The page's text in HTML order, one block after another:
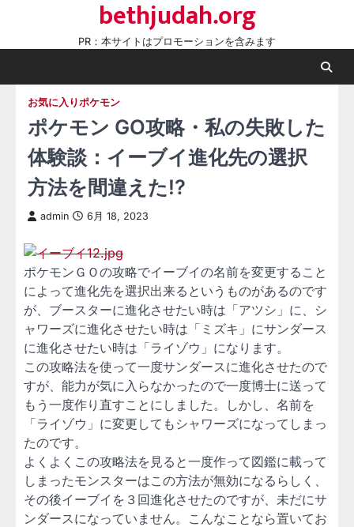
content
bethjudah.org
PR：本サイトはプロモーションを含みます
お気に入りポケモン
ポケモン GO攻略・私の失敗した
体験談：イーブイ進化先の選択
方法を間違えた!?
admin 6月 18, 2023
ポケモンＧＯの攻略でイーブイの名前を変更すること
によって進化先を選択出来るというものがあるのです
が、ブースターに進化させたい時は「アツシ」に、シ
ャワーズに進化させたい時は「ミズキ」にサンダース
に進化させたい時は「ライゾウ」になります。
この攻略法を使って一度サンダースに進化させたので
すが、能力が気に入らなかったので一度博士に送って
もう一度作り直すことにしました。しかし、名前を
「ライゾウ」に変更してもシャワーズになってしまっ
たのです。
よくよくこの攻略法を見ると一度作って図鑑に載って
しまったモンスターはこの方法が無効になるらしく、
その後イーブイを３回進化させたのですが、未だにサ
ンダースになっていません。こんなことなら置いてお